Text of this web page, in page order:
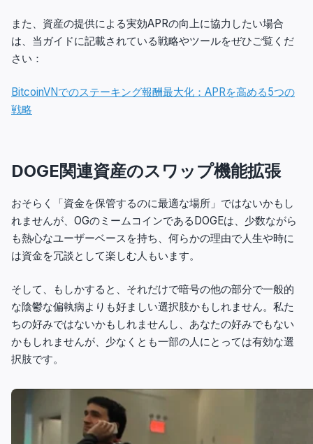
また、資産の提供による実効APRの向上に協力したい場合
は、当ガイドに記載されている戦略やツールをぜひご覧くだ
さい：
BitcoinVNでのステーキング報酬最大化：APRを高める5つの
戦略
DOGE関連資産のスワップ機能拡張
おそらく「資金を保管するのに最適な場所」ではないかもし
れませんが、OGのミームコインであるDOGEは、少数ながら
も熱心なユーザーベースを持ち、何らかの理由で人生や時に
は資金を冗談として楽しむ人もいます。
そして、もしかすると、それだけで暗号の他の部分で一般的
な陰鬱な偏執病よりも好ましい選択肢かもしれません。私た
ちの好みではないかもしれませんし、あなたの好みでもない
かもしれませんが、少なくとも一部の人にとっては有効な選
択肢です。